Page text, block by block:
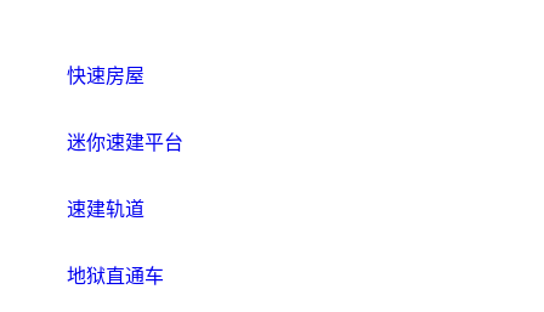
快速房屋
迷你速建平台
速建轨道
地狱直通车